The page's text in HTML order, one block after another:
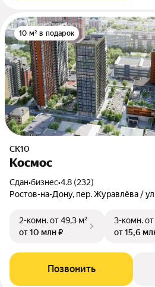
10 м² в подарок
СК10
Космос
Сдан•бизнес•4.8 (232)
Ростов-на-Дону, пер. Журавлёва /
2-комн.от 49,3 м²
от 10 млн ₽
3-комн.
от 15,6
Позвонить